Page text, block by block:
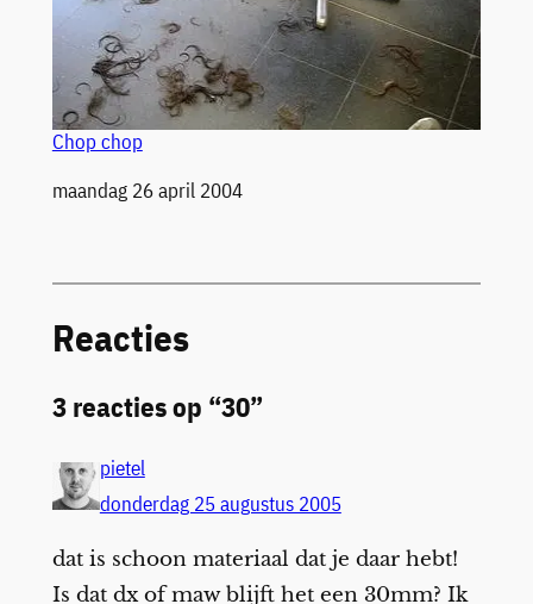
Chop chop
Datum
maandag 26 april 2004
Reacties
3 reacties op “30”
pietel
donderdag 25 augustus 2005
dat is schoon materiaal dat je daar hebt!
Is dat dx of maw blijft het een 30mm? Ik